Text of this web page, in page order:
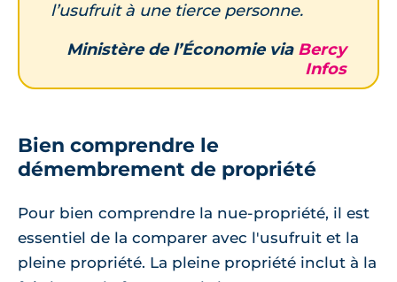
l’usufruit à une tierce personne.
Ministère de l’Économie via Bercy
Infos
Bien comprendre le
démembrement de propriété
Pour bien comprendre la nue-propriété, il est
essentiel de la comparer avec l'usufruit et la
pleine propriété. La pleine propriété inclut à la